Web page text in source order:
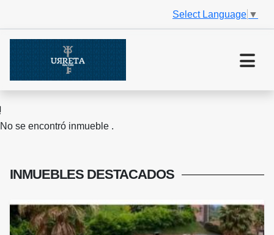
Select Language ▼
No se encontró inmueble .
INMUEBLES DESTACADOS